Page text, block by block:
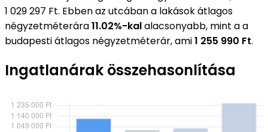
1 029 297 Ft. Ebben az utcában a lakások átlagos
négyzetméterára11.02%-kalalacsonyabb, mint a a
budapesti átlagos négyzetméterár, ami1 255 990 Ft.
Ingatlanárak összehasonlítása